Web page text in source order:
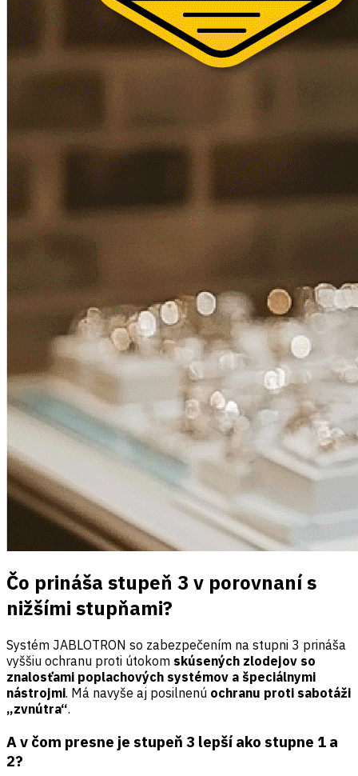
Čo prináša stupeň 3 v porovnaní s
nižšími stupňami?
Systém JABLOTRON so zabezpečením na stupni 3 prináša
vyššiu ochranu proti útokom skúsených zlodejov so
znalosťami poplachových systémov a špeciálnymi
nástrojmi. Má navyše aj posilnenú ochranu proti sabotáži
„zvnútra“.
A v čom presne je stupeň 3 lepší ako stupne 1 a
2?